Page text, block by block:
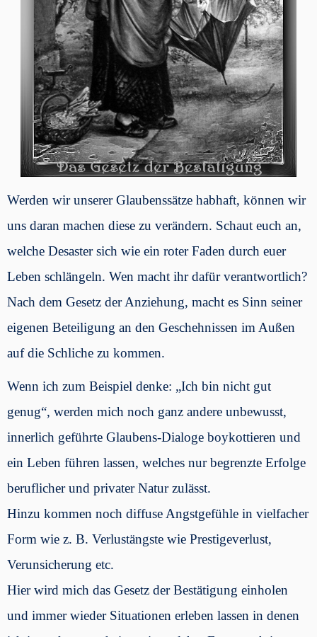
Werden wir unserer Glaubenssätze habhaft, können wir
uns daran machen diese zu verändern. Schaut euch an,
welche Desaster sich wie ein roter Faden durch euer
Leben schlängeln. Wen macht ihr dafür verantwortlich?
Nach dem Gesetz der Anziehung, macht es Sinn seiner
eigenen Beteiligung an den Geschehnissen im Außen
auf die Schliche zu kommen.
Wenn ich zum Beispiel denke: „Ich bin nicht gut
genug“, werden mich noch ganz andere unbewusst,
innerlich geführte Glaubens-Dialoge boykottieren und
ein Leben führen lassen, welches nur begrenzte Erfolge
beruflicher und privater Natur zulässt.
Hinzu kommen noch diffuse Angstgefühle in vielfacher
Form wie z. B. Verlustängste wie Prestigeverlust,
Verunsicherung etc.
Hier wird mich das Gesetz der Bestätigung einholen
und immer wieder Situationen erleben lassen in denen